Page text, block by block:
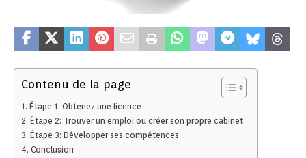
Contenu de la page
Étape 1: Obtenez une licence
Étape 2: Trouver un emploi ou créer son propre cabinet
Étape 3: Développer ses compétences
Conclusion